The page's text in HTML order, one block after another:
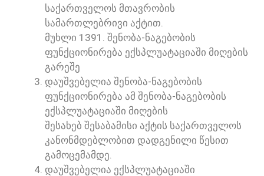
ᲡᲐᲥᲐᲠᲗᲕᲔᲚᲝᲡ ᲛᲗᲐᲕᲠᲝᲑᲘᲡ
ᲡᲐᲛᲐᲠᲗᲚᲔᲑᲠᲘᲕᲘ ᲐᲥᲢᲘᲗ.
ᲛᲣᲮᲚᲘ 1391. ᲨᲔᲜᲝᲑᲐ-ᲜᲐᲒᲔᲑᲝᲑᲘᲡ
ᲤᲣᲜᲥᲪᲘᲝᲜᲘᲠᲔᲑᲐ ᲔᲥᲡᲞᲚᲣᲐᲢᲐᲪᲘᲐᲨᲘ ᲛᲘᲦᲔᲑᲘᲡ
ᲒᲐᲠᲔᲨᲔ
ᲓᲐᲣᲨᲕᲔᲑᲔᲚᲘᲐ ᲨᲔᲜᲝᲑᲐ-ᲜᲐᲒᲔᲑᲝᲑᲘᲡ
ᲤᲣᲜᲥᲪᲘᲝᲜᲘᲠᲔᲑᲐ ᲐᲛ ᲨᲔᲜᲝᲑᲐ-ᲜᲐᲒᲔᲑᲝᲑᲘᲡ
ᲔᲥᲡᲞᲚᲣᲐᲢᲐᲪᲘᲐᲨᲘ ᲛᲘᲦᲔᲑᲘᲡ
ᲨᲔᲡᲐᲮᲔᲑ ᲨᲔᲡᲐᲑᲐᲛᲘᲡᲘ ᲐᲥᲢᲘᲡ ᲡᲐᲥᲐᲠᲗᲕᲔᲚᲝᲡ
ᲙᲐᲜᲝᲜᲛᲓᲔᲑᲚᲝᲑᲘᲗ ᲓᲐᲓᲒᲔᲜᲘᲚᲘ ᲬᲔᲡᲘᲗ
ᲒᲐᲛᲝᲪᲔᲛᲐᲛᲓᲔ.
ᲓᲐᲣᲨᲕᲔᲑᲔᲚᲘᲐ ᲔᲥᲡᲞᲚᲣᲐᲢᲐᲪᲘᲐᲨᲘ